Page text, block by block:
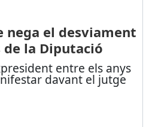
nega el desviament
de la Diputació
entre els anys
davant el jutge